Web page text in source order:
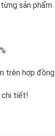
sản phẩm
trên hợp đồng
chi tiết!